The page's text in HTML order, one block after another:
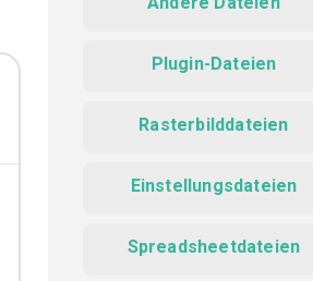
Plugin-Dateien
Rasterbilddateien
Einstellungsdateien
Spreadsheetdateien